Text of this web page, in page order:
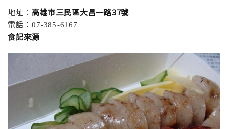
地址：高雄市三民區大昌一路37號
電話：07-385-6167
食記來源